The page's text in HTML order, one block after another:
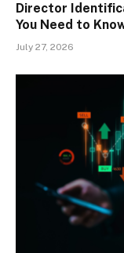
Director
You Need to
July 27, 2026